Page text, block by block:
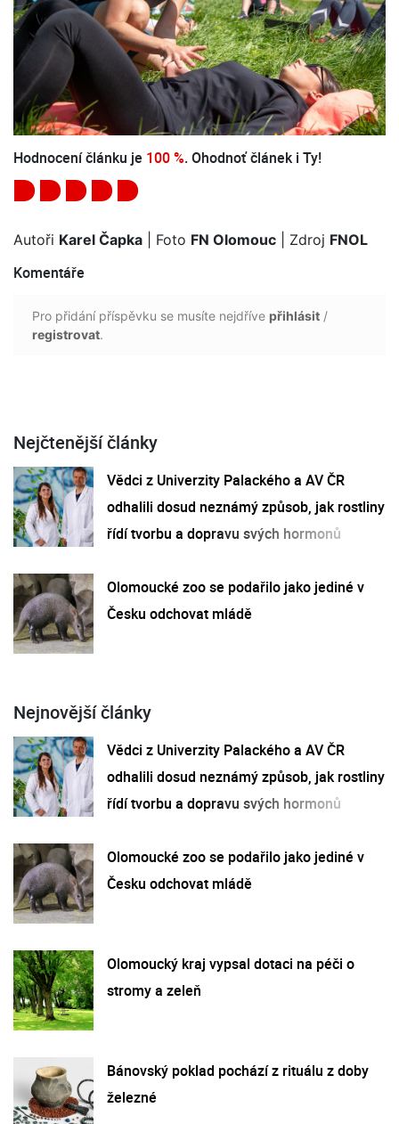
Hodnocení článku je 100 %. Ohodnoť článek i Ty!
Autoři Karel Čapka | Foto FN Olomouc | Zdroj FNOL
Komentáře
Pro přidání příspěvku se musíte nejdříve přihlásit /
registrovat.
Nejčtenější články
Vědci z Univerzity Palackého a AV ČR
odhalili dosud neznámý způsob, jak rostliny
řídí tvorbu a dopravu svých hormonů
Olomoucké zoo se podařilo jako jediné v
Česku odchovat mládě
Nejnovější články
Vědci z Univerzity Palackého a AV ČR
odhalili dosud neznámý způsob, jak rostliny
řídí tvorbu a dopravu svých hormonů
Olomoucké zoo se podařilo jako jediné v
Česku odchovat mládě
Olomoucký kraj vypsal dotaci na péči o
stromy a zeleň
Bánovský poklad pochází z rituálu z doby
železné